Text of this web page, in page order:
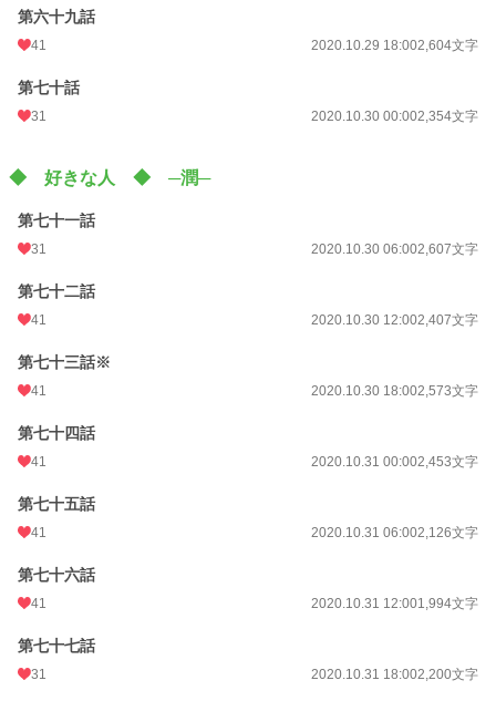
第六十九話
41 2020.10.29 18:002,604文字
第七十話
31 2020.10.30 00:002,354文字
◆ 好きな人 ◆ ─潤─
第七十一話
31 2020.10.30 06:002,607文字
第七十二話
41 2020.10.30 12:002,407文字
第七十三話※
41 2020.10.30 18:002,573文字
第七十四話
41 2020.10.31 00:002,453文字
第七十五話
41 2020.10.31 06:002,126文字
第七十六話
41 2020.10.31 12:001,994文字
第七十七話
31 2020.10.31 18:002,200文字